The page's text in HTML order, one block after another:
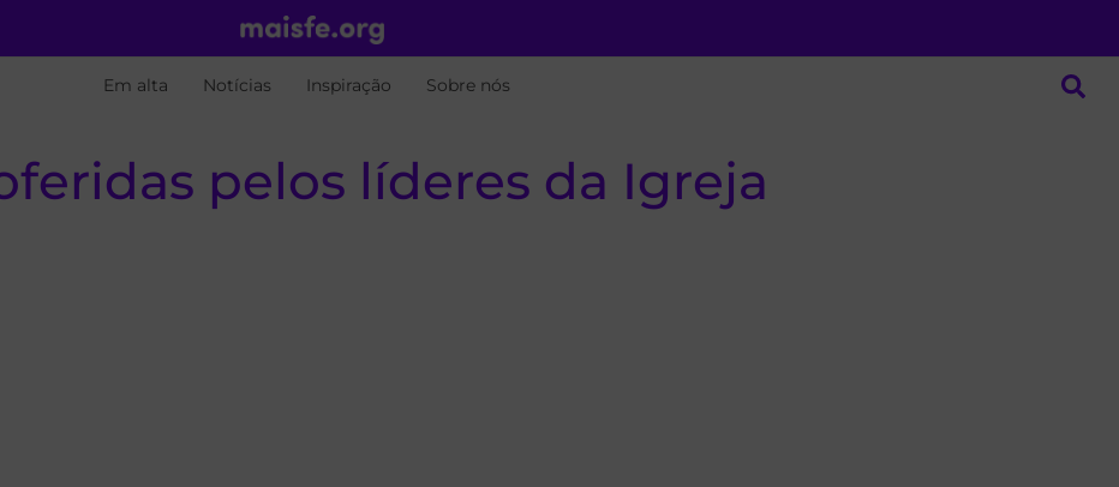
Em alta Notícias Inspiração Sobre nós
pelos líderes da Igreja